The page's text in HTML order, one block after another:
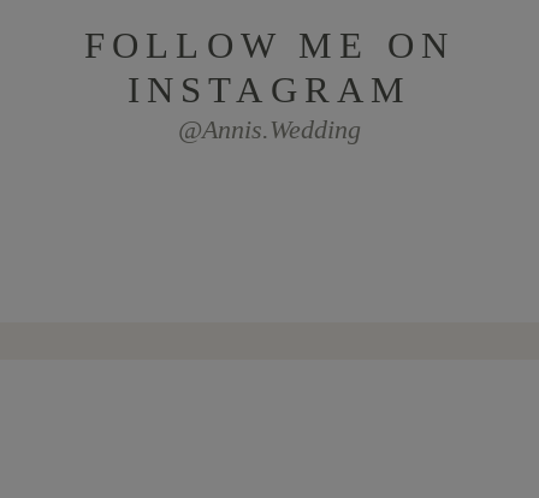
FOLLOW ME ON
INSTAGRAM
@annis.wedding